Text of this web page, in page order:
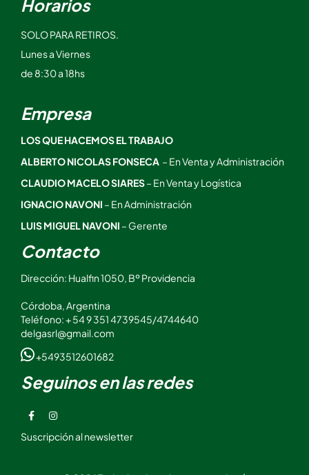
Horarios
SOLO PARA RETIROS.
Lunes a Viernes
de 8:30 a 18hs
Empresa
LOS QUE HACEMOS EL TRABAJO
ALBERTO NICOLAS FONSECA – En Venta y Administración
CLAUDIO MACELO SIARES– En Venta y Logística
IGNACIO NAVONI – En Administración
LUIS MIGUEL NAVONI – Gerente
Contacto
Dirección: Hualfin 1050, Bº Providencia
Córdoba, Argentina
Teléfono: + 54 9 351 4739545/4744640
delgasrl@gmail.com
+5493512601682
Seguinos en las redes
Suscripción al newsletter